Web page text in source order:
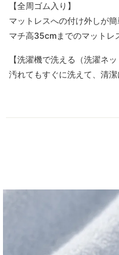
【全周ゴム入り】
マットレスへの付け外しが簡
マチ高35cmまでのマットレ
【洗濯機で洗える（洗濯ネッ
汚れてもすぐに洗えて、清潔